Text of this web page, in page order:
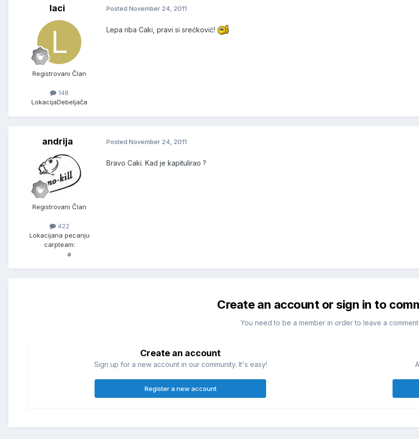
laci
Registrovani Član
148
LokacijaDebeljača
Posted November 24, 2011
Lepa riba Caki, pravi si srećković!
andrija
Registrovani Član
422
Lokacijana pecanju
carpteam:
a
Posted November 24, 2011
Bravo Caki. Kad je kapitulirao ?
Create an account or sign in to
You need to be a member in order to leave a comment
Create an account
Sign up for a new account in our community. It's easy!
Register a new account